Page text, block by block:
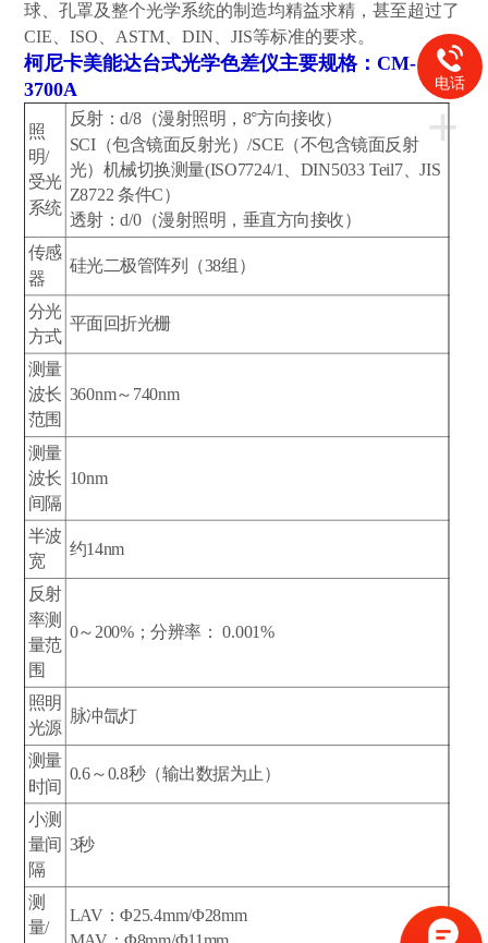
球、孔罩及整个光学系统的制造均精益求精，甚至超过了
CIE、ISO、ASTM、DIN、JIS等标准的要求。
柯尼卡美能达台式光学色差仪主要规格：CM-
3700A
+
照
明/
受光
系统
反射：d/8（漫射照明，8°方向接收）
SCI（包含镜面反射光）/SCE（不包含镜面反射
光）机械切换测量(ISO7724/1、DIN5033 Teil7、JIS
Z8722 条件C）
透射：d/0（漫射照明，垂直方向接收）
传感
器
硅光二极管阵列（38组）
分光
方式
平面回折光栅
测量
波长
范围
360nm～740nm
测量
波长
间隔
10nm
半波
宽
约14nm
反射
率测
量范
围
0～200%；分辨率： 0.001%
照明
光源
脉冲氙灯
测量
时间
0.6～0.8秒（输出数据为止）
小测
量间
隔
3秒
测
量/
LAV：Φ25.4mm/Φ28mm
电话